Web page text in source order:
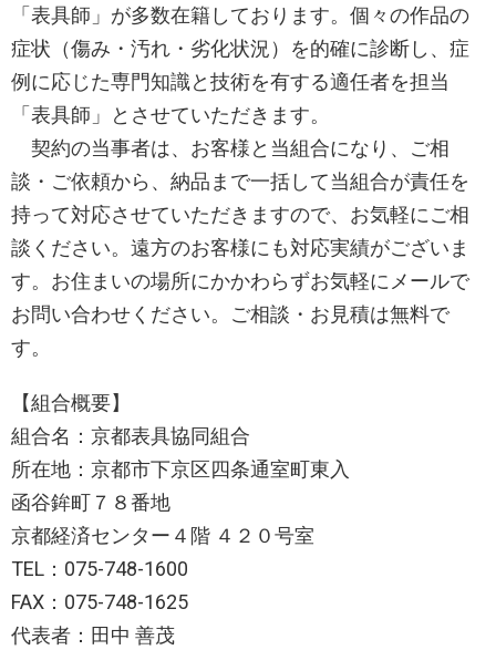
「表具師」が多数在籍しております。個々の作品の
症状（傷み・汚れ・劣化状況）を的確に診断し、症
例に応じた専門知識と技術を有する適任者を担当
「表具師」とさせていただきます。
契約の当事者は、お客様と当組合になり、ご相
談・ご依頼から、納品まで一括して当組合が責任を
持って対応させていただきますので、お気軽にご相
談ください。遠方のお客様にも対応実績がございま
す。お住まいの場所にかかわらずお気軽にメールで
お問い合わせください。ご相談・お見積は無料で
す。
【組合概要】
組合名：京都表具協同組合
所在地：京都市下京区四条通室町東入
函谷鉾町７８番地
京都経済センター４階 ４２０号室
TEL：075-748-1600
FAX：075-748-1625
代表者：田中 善茂